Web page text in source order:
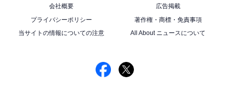
会社概要
広告掲載
プライバシーポリシー
著作権・商標・免責事項
当サイトの情報についての注意
All About ニュースについて